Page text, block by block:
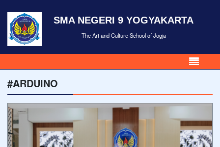
SMA NEGERI 9 YOGYAKARTA
The Art and Culture School of Jogja
#ARDUINO